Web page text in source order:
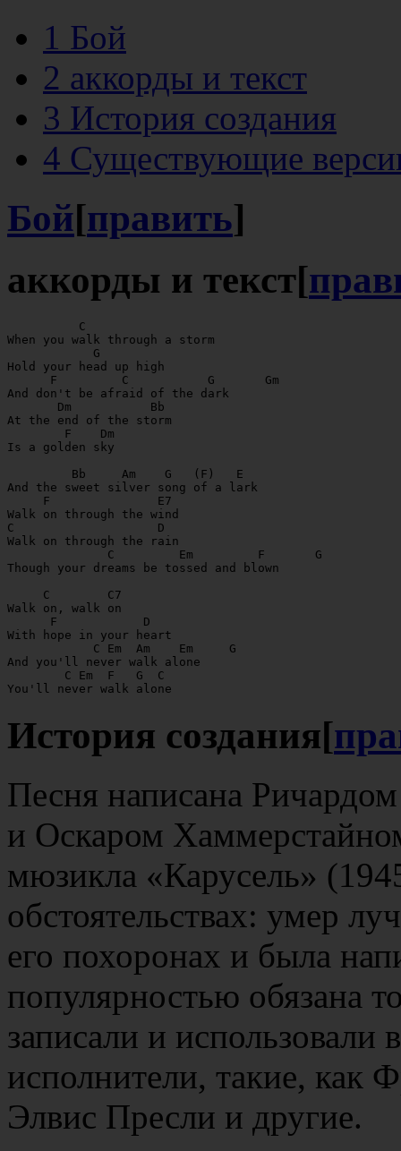
1 Бой
2 аккорды и текст
3 История создания
4 Существующие
Бой[править]
аккорды и текст[
          C
When you walk through a storm
            G
Hold your head up high
      F         C           G       Gm
And don't be afraid of the dark
       Dm           Bb
At the end of the storm
        F    Dm
Is a golden sky
         Bb     Am    G   (F)   E
And the sweet silver song of a lark
     F               E7
Walk on through the wind
C                    D
Walk on through the rain
              C         Em         F       G
Though your dreams be tossed and blown
     C        C7
Walk on, walk on
      F            D
With hope in your heart
            C Em  Am    Em     G
And you'll never walk alone
        C Em  F   G  C
История создания[
Песня написана
и Оскаром
мюзикла «Карусель»
обстоятельствах: умер
его похоронах и была
популярностью обязана
записали и использовали
исполнители, такие, как
Элвис Пресли и другие.